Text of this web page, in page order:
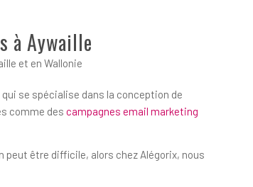
à Aywaille
et en Wallonie
se spécialise dans la conception de
comme des campagnes email marketing
peut être difficile, alors chez Alégorix, nous